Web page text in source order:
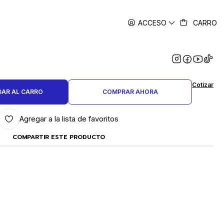
ACCESO CARRO
TUBO CORTO 1.5 X
AL CARRO COMPRAR AHORA
Cotizar
Agregar a la lista de favoritos
COMPARTIR ESTE PRODUCTO